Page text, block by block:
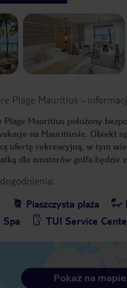
Plage Mauritius -
Plage Mauritius położony
na Mauritiusie. Obiekt
ofertę rekreacyjną, w tym
dla amatorów golfa
Piaszczysta plaża
Spa TUI Service
Pokaż na mapie